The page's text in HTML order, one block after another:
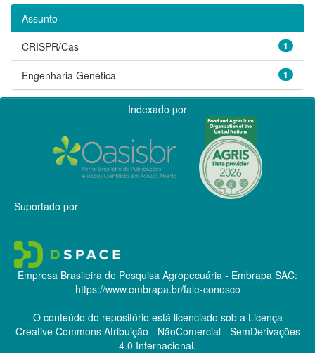
Assunto
1
CRISPR/Cas
1
Engenharia Genética
Indexado por
Suportado por
Empresa Brasileira de Pesquisa Agropecuária - Embrapa SAC:
https://www.embrapa.br/fale-conosco
O conteúdo do repositório está licenciado sob a Licença
Creative CommonsAtribuição - NãoComercial - SemDerivações
4.0 Internacional.